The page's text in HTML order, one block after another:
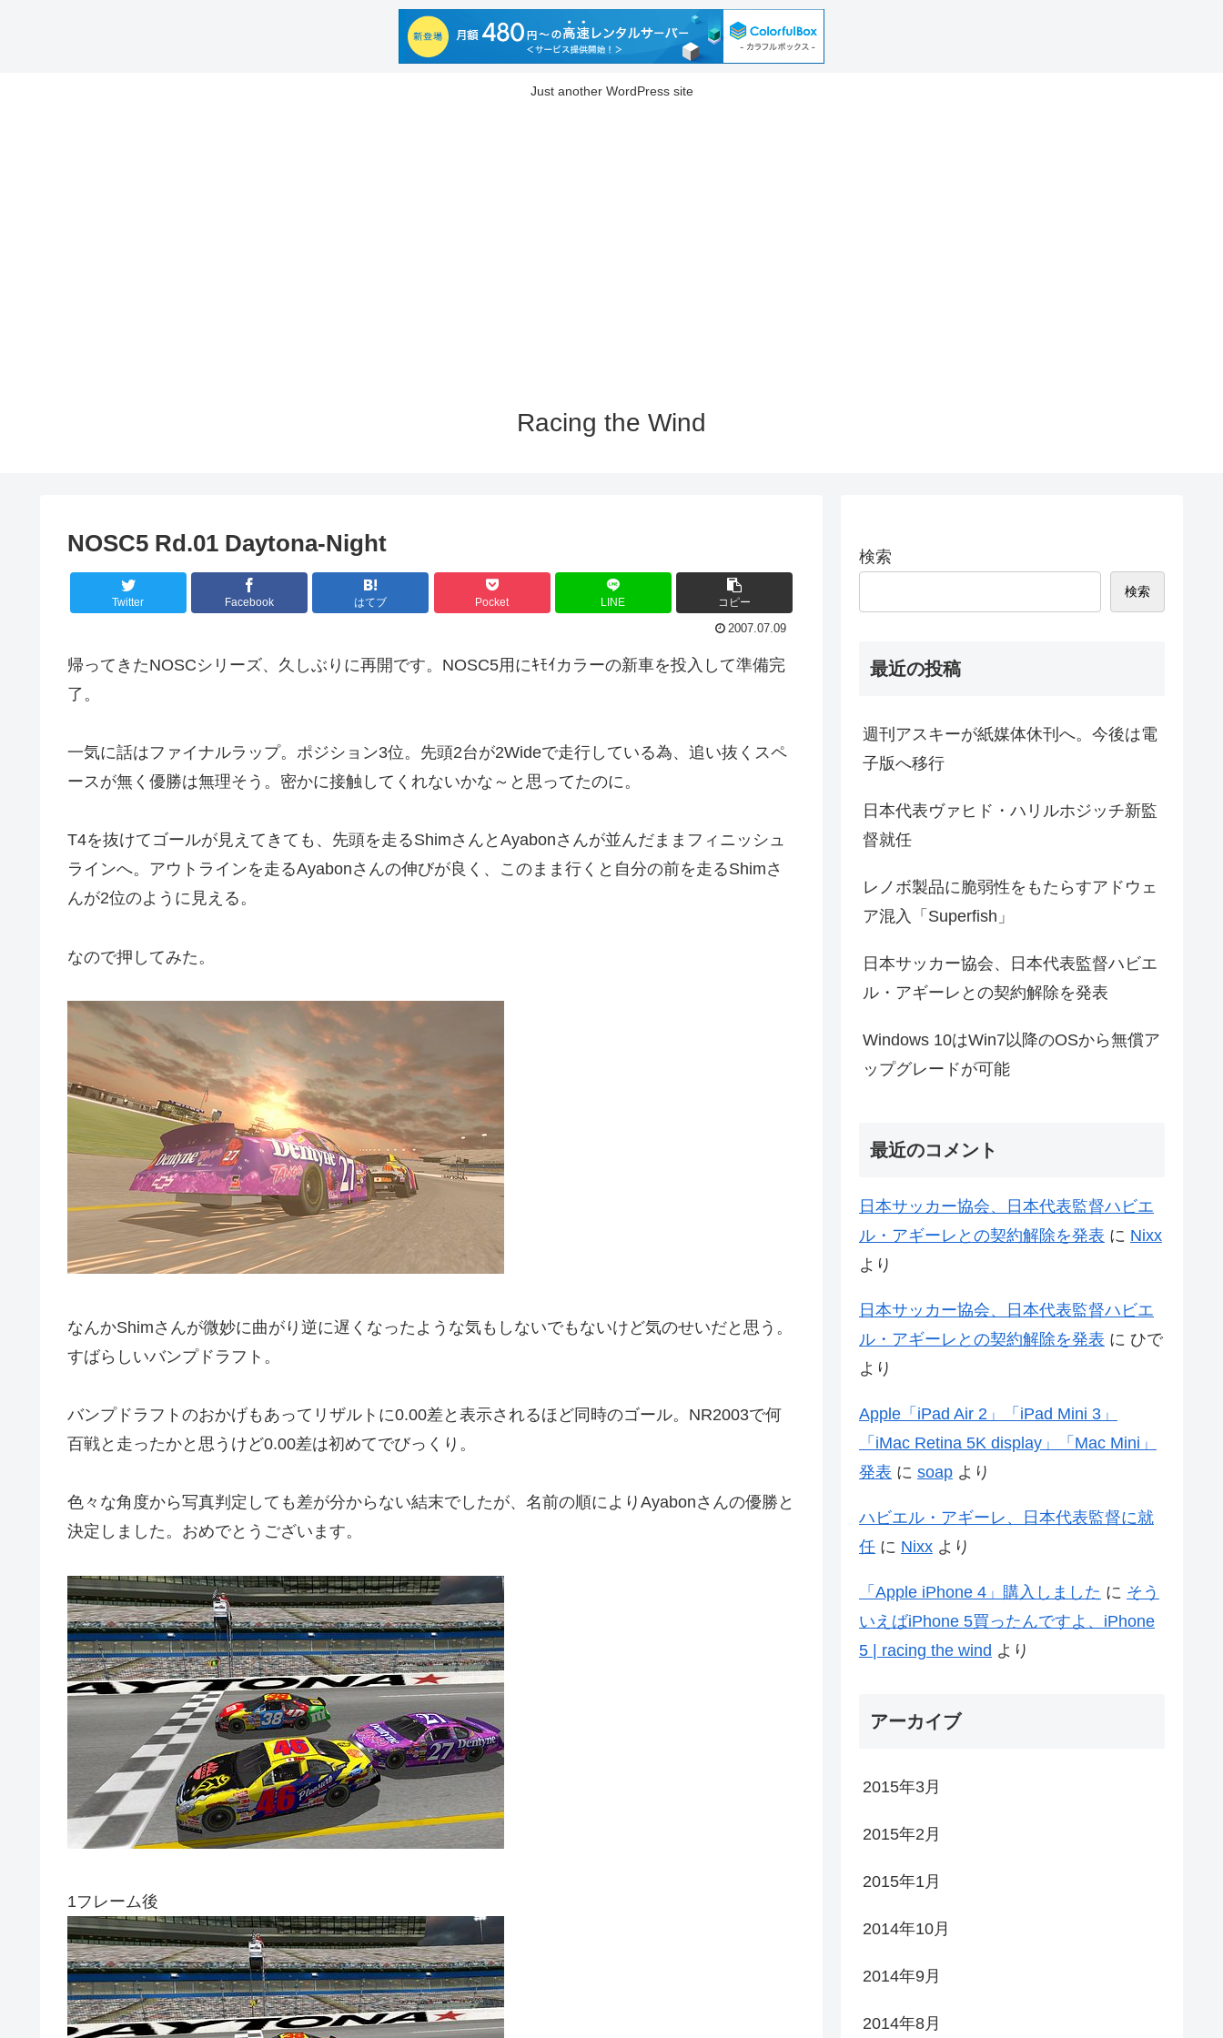
Just another WordPress site
Racing the Wind
NOSC5 Rd.01 Daytona-Night
Twitter Facebook はてブ Pocket LINE コピー
2007.07.09
帰ってきたNOSCシリーズ、久しぶりに再開です。NOSC5用にｷﾓｲカラーの新車を投入して準備完
了。
一気に話はファイナルラップ。ポジション3位。先頭2台が2Wideで走行している為、追い抜くスペ
ースが無く優勝は無理そう。密かに接触してくれないかな～と思ってたのに。
T4を抜けてゴールが見えてきても、先頭を走るShimさんとAyabonさんが並んだままフィニッシュ
ラインへ。アウトラインを走るAyabonさんの伸びが良く、このまま行くと自分の前を走るShimさ
んが2位のように見える。
なので押してみた。
なんかShimさんが微妙に曲がり逆に遅くなったような気もしないでもないけど気のせいだと思う。
すばらしいバンプドラフト。
バンプドラフトのおかげもあってリザルトに0.00差と表示されるほど同時のゴール。NR2003で何
百戦と走ったかと思うけど0.00差は初めてでびっくり。
色々な角度から写真判定しても差が分からない結末でしたが、名前の順によりAyabonさんの優勝と
決定しました。おめでとうございます。
1フレーム後
検索
検索
最近の投稿
週刊アスキーが紙媒体休刊へ。今後は電
子版へ移行
日本代表ヴァヒド・ハリルホジッチ新監
督就任
レノボ製品に脆弱性をもたらすアドウェ
ア混入「Superfish」
日本サッカー協会、日本代表監督ハビエ
ル・アギーレとの契約解除を発表
Windows 10はWin7以降のOSから無償ア
ップグレードが可能
最近のコメント
日本サッカー協会、日本代表監督ハビエ
ル・アギーレとの契約解除を発表 に Nixx
より
日本サッカー協会、日本代表監督ハビエ
ル・アギーレとの契約解除を発表 に ひで
より
Apple「iPad Air 2」「iPad Mini 3」
「iMac Retina 5K display」「Mac Mini」
発表 に soap より
ハビエル・アギーレ、日本代表監督に就
任 に Nixx より
「Apple iPhone 4」購入しました に そう
いえばiPhone 5買ったんですよ、iPhone
5 | racing the wind より
アーカイブ
2015年3月
2015年2月
2015年1月
2014年10月
2014年9月
2014年8月